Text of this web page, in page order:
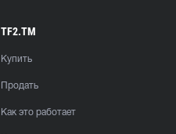
TF2.TM
Купить
Продать
Как это работает